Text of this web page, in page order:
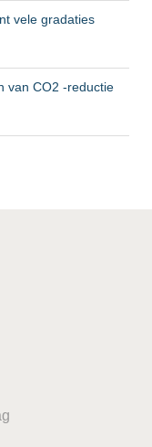
vele gradaties
van CO2 -reductie